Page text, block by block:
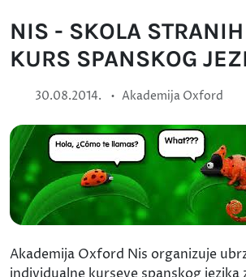
NIS - SKOLA
KURS SPANSKOG
30.08.2014. • Akademija Oxford
Akademija Oxford Nis organizuje